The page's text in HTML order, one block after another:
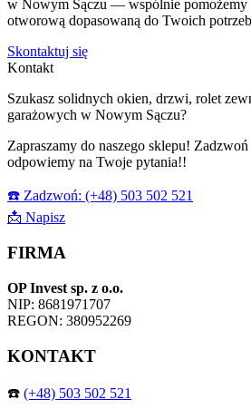
w Nowym Sączu — wspólnie pomożemy
otworową dopasowaną do Twoich
Skontaktuj się
Kontakt
Szukasz solidnych okien, drzwi, rolet
garażowych w Nowym Sączu?
Zapraszamy do naszego sklepu!
odpowiemy na Twoje pytania!!
☎️ Zadzwoń: (+48) 503 502 521
📩 Napisz
FIRMA
OP Invest sp. z o.o.
NIP: 8681971707
REGON: 380952269
KONTAKT
☎️ (+48) 503 502 521